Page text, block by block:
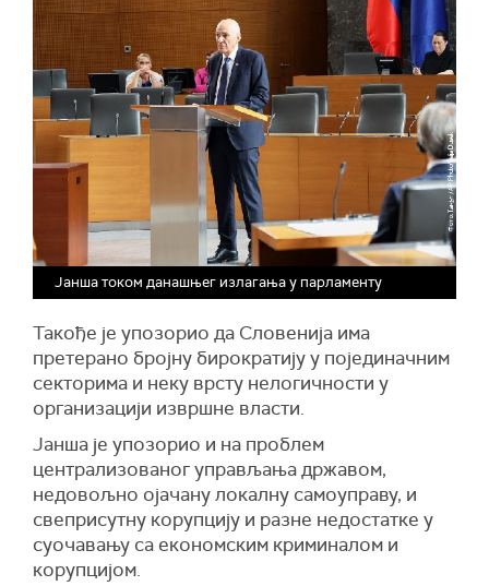
Јанша током данашњег излагања у парламенту
Такође је упозорио да Словенија има
претерано бројну бирократију у појединачним
секторима и неку врсту нелогичности у
организацији извршне власти.
Јанша је упозорио и на проблем
централизованог управљања државом,
недовољно ојачану локалну самоуправу, и
свеприсутну корупцију и разне недостатке у
суочавању са економским криминалом и
корупцијом.